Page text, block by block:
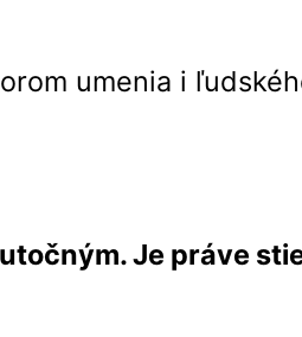
umenia i
Je práve